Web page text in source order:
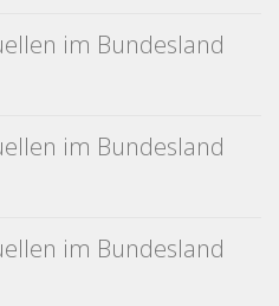
im Bundesland
im Bundesland
im Bundesland